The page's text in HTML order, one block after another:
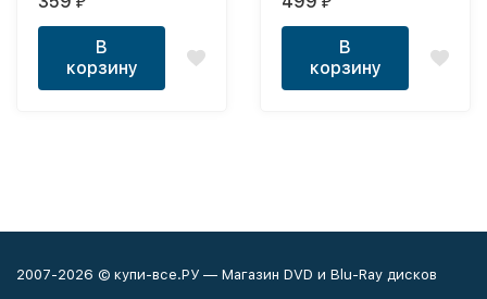
В
корзину
В
корзину
2007-2026 © купи-все.РУ — Магазин DVD и Blu-Ray дисков